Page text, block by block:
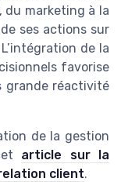
du marketing à la
ses actions sur
de la
favorise
grande réactivité
de la gestion
article sur la
client.